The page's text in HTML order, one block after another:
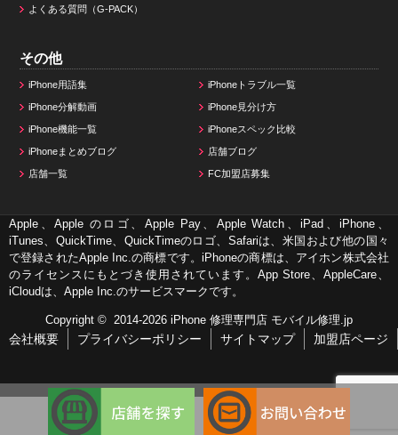
よくある質問（G-PACK）
その他
iPhone用語集 iPhoneトラブル一覧
iPhone分解動画 iPhone見分け方
iPhone機能一覧 iPhoneスペック比較
iPhoneまとめブログ 店舗ブログ
店舗一覧 FC加盟店募集
Apple、Apple のロゴ、Apple Pay、Apple Watch、iPad、iPhone、
iTunes、QuickTime、QuickTimeのロゴ、Safariは、米国および他の国々
で登録されたApple Inc.の商標です。iPhoneの商標は、アイホン株式会社
のライセンスにもとづき使用されています。App Store、AppleCare、
iCloudは、Apple Inc.のサービスマークです。
Copyright © 2014-2026 iPhone 修理専門店 モバイル修理.jp
会社概要 プライバシーポリシー サイトマップ 加盟店ページ